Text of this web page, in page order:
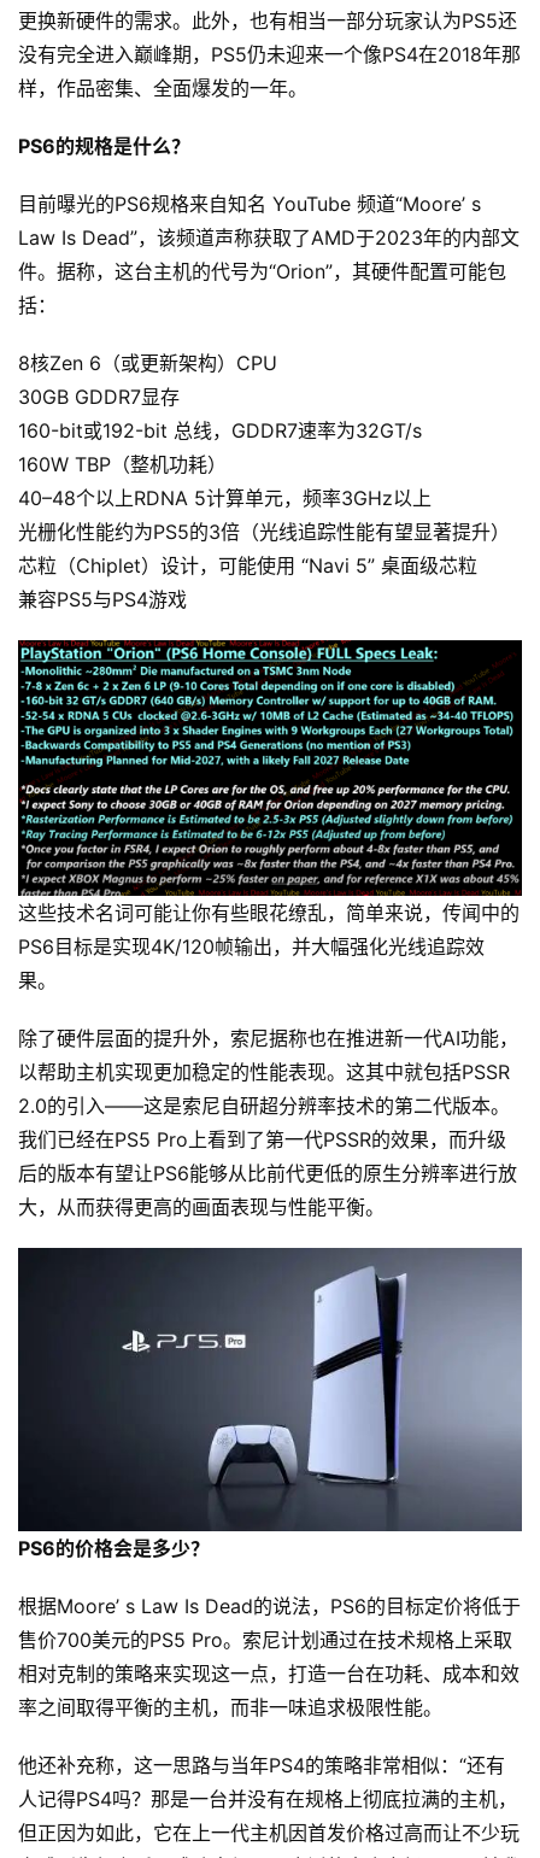
更换新硬件的需求。此外，也有相当一部分玩家认为PS5还
没有完全进入巅峰期，PS5仍未迎来一个像PS4在2018年那
样，作品密集、全面爆发的一年。
PS6的规格是什么？
目前曝光的PS6规格来自知名 YouTube 频道“Moore’ s
Law Is Dead”，该频道声称获取了AMD于2023年的内部文
件。据称，这台主机的代号为“Orion”，其硬件配置可能包
括：
8核Zen 6（或更新架构）CPU
30GB GDDR7显存
160-bit或192-bit 总线，GDDR7速率为32GT/s
160W TBP（整机功耗）
40–48个以上RDNA 5计算单元，频率3GHz以上
光栅化性能约为PS5的3倍（光线追踪性能有望显著提升）
芯粒（Chiplet）设计，可能使用 “Navi 5” 桌面级芯粒
兼容PS5与PS4游戏
这些技术名词可能让你有些眼花缭乱，简单来说，传闻中的
PS6目标是实现4K/120帧输出，并大幅强化光线追踪效
果。
除了硬件层面的提升外，索尼据称也在推进新一代AI功能，
以帮助主机实现更加稳定的性能表现。这其中就包括PSSR
2.0的引入——这是索尼自研超分辨率技术的第二代版本。
我们已经在PS5 Pro上看到了第一代PSSR的效果，而升级
后的版本有望让PS6能够从比前代更低的原生分辨率进行放
大，从而获得更高的画面表现与性能平衡。
PS6的价格会是多少？
根据Moore’ s Law Is Dead的说法，PS6的目标定价将低于
售价700美元的PS5 Pro。索尼计划通过在技术规格上采取
相对克制的策略来实现这一点，打造一台在功耗、成本和效
率之间取得平衡的主机，而非一味追求极限性能。
他还补充称，这一思路与当年PS4的策略非常相似：“还有
人记得PS4吗？那是一台并没有在规格上彻底拉满的主机，
但正因为如此，它在上一代主机因首发价格过高而让不少玩